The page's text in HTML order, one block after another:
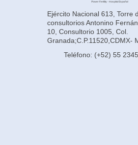
Power Fertility - Hospital Español
Ejército Nacional 613, Torre
consultorios Antonino
10, Consultorio 1005, Col.
Granada;C.P.11520,CDMX-
Teléfono: (+52) 55